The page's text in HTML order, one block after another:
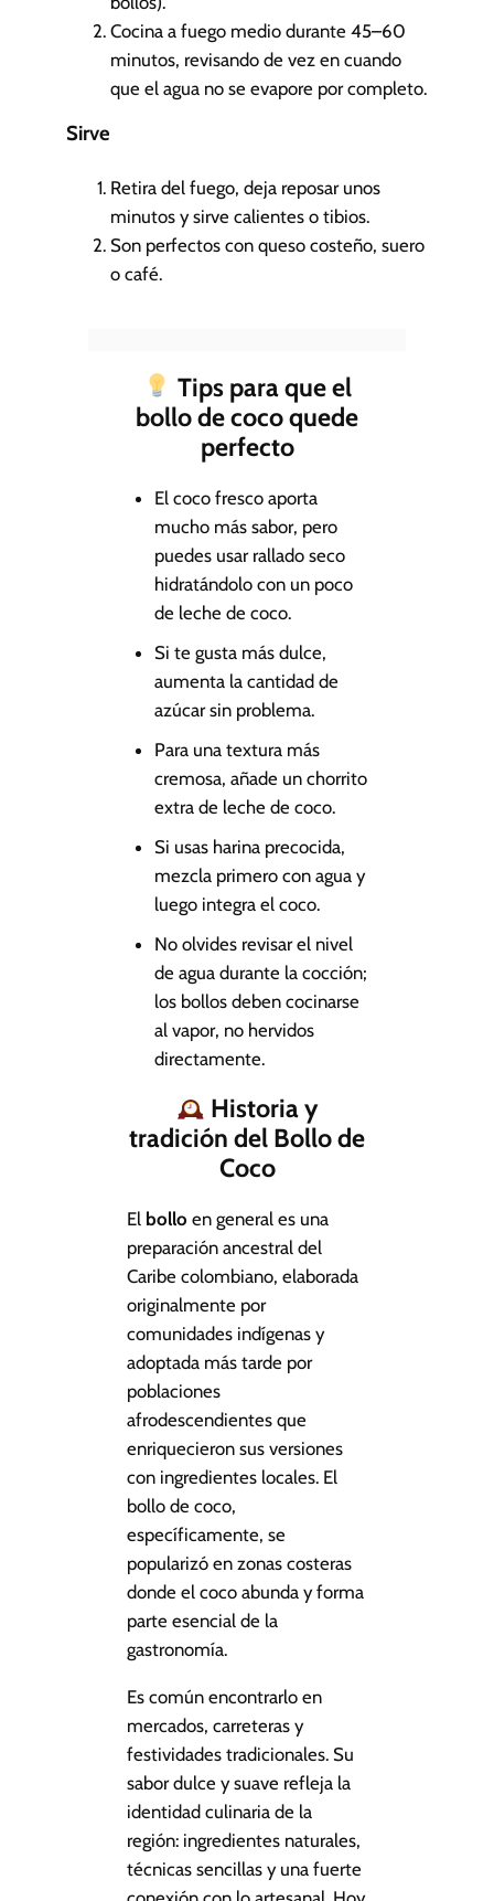
Cocina a fuego medio durante 45–60
minutos, revisando de vez en cuando
que el agua no se evapore por completo.
Sirve
Retira del fuego, deja reposar unos
minutos y sirve calientes o tibios.
Son perfectos con queso costeño, suero
o café.
Tips para que el
bollo de coco quede
perfecto
El coco fresco aporta
mucho más sabor, pero
puedes usar rallado seco
hidratándolo con un poco
de leche de coco.
Si te gusta más dulce,
aumenta la cantidad de
azúcar sin problema.
Para una textura más
cremosa, añade un chorrito
extra de leche de coco.
Si usas harina precocida,
mezcla primero con agua y
luego integra el coco.
No olvides revisar el nivel
de agua durante la cocción;
los bollos deben cocinarse
al vapor, no hervidos
directamente.
Historia y
tradición del Bollo de
Coco
El bollo en general es una
preparación ancestral del
Caribe colombiano, elaborada
originalmente por
comunidades indígenas y
adoptada más tarde por
poblaciones
afrodescendientes que
enriquecieron sus versiones
con ingredientes locales. El
bollo de coco,
específicamente, se
popularizó en zonas costeras
donde el coco abunda y forma
parte esencial de la
gastronomía.
Es común encontrarlo en
mercados, carreteras y
festividades tradicionales. Su
sabor dulce y suave refleja la
identidad culinaria de la
región: ingredientes naturales,
técnicas sencillas y una fuerte